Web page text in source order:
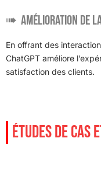
Amélioration de
En offrant des
ChatGPT améliore
satisfaction des clients.
ÉTUDES DE CAS